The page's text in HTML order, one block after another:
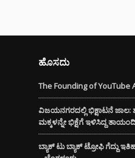
ಹೊಸದು
The Founding of YouTube
ವಿಜಯನಗರದಲ್ಲಿ ಭಿಕ್ಷಾಟನೆ ಜಾಲ:
ಮಕ್ಕಳನ್ನೇ ಭಿಕ್ಷೆಗೆ ಇಳಿಸಿದ್ದ
ಬ್ಯಾಕ್ ಟು ಬ್ಯಾಕ್ ಟ್ರೋಫಿ ಗೆದ್ದು